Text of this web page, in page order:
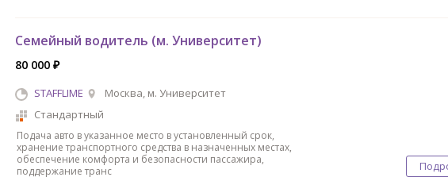
Семейный водитель (м. Университет)
80 000 ₽
STAFFLIME
Москва, м. Университет
Стандартный
Подача авто в указанное место в установленный срок,
хранение транспортного средства в назначенных местах,
обеспечение комфорта и безопасности пассажира,
поддержание транс